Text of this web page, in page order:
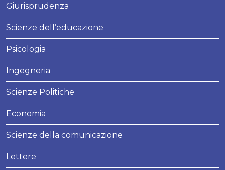
Giurisprudenza
Scienze dell’educazione
Psicologia
Ingegneria
Scienze Politiche
Economia
Scienze della comunicazione
Lettere